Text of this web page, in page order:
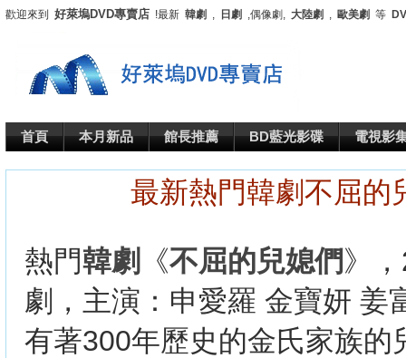
歡迎來到 好萊塢DVD專賣店 !最新 韓劇 , 日劇 ,偶像劇, 大陸劇 , 歐美劇 等
首頁 本月新品 館長推薦 BD藍光影碟 電視影
最新熱門韓劇不屈的
熱門韓劇 《不屈的兒媳們》
劇，主演：申愛羅 金寶妍 姜
有著300年歷史的金氏家族